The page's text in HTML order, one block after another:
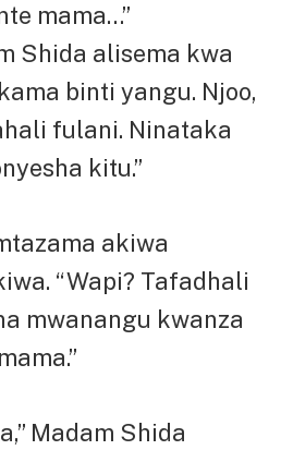
mama…”
Shida alisema kwa
binti yangu. Njoo,
fulani. Ninataka
kitu.”
akiwa
“Wapi? Tafadhali
mwanangu kwanza
mama.”
Madam Shida